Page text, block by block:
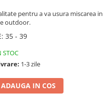
pentru a va usura miscarea in
outdoor.
: 35 - 39
STOC
1-3 zile
ADAUGA IN COS